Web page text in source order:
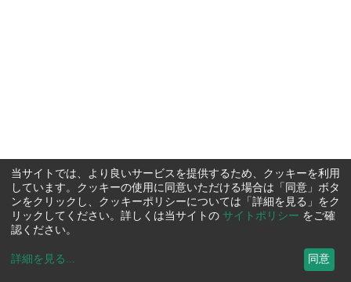
当サイトでは、より良いサービスを提供するため、クッキーを利用
しています。クッキーの使用に同意いただける場合は「同意」ボタ
ンをクリックし、クッキーポリシーについては「詳細を見る」をク
リックしてください。詳しくは当サイトの サイトポリシー をご確
認ください。
詳細を見る ... 同意